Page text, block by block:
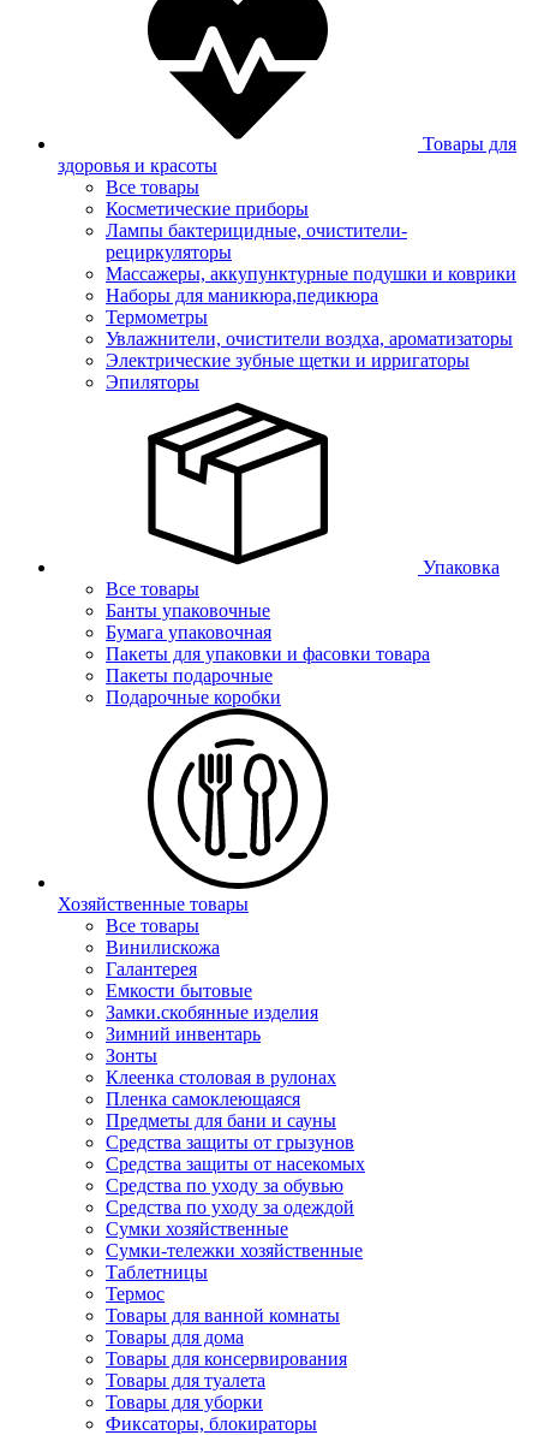
Товары для
здоровья и красоты
Все товары
Косметические приборы
Лампы бактерицидные, очистители-
рециркуляторы
Массажеры, аккупунктурные подушки и коврики
Наборы для маникюра,педикюра
Термометры
Увлажнители, очистители воздха, ароматизаторы
Электрические зубные щетки и ирригаторы
Эпиляторы
Упаковка
Все товары
Банты упаковочные
Бумага упаковочная
Пакеты для упаковки и фасовки товара
Пакеты подарочные
Подарочные коробки
Хозяйственные товары
Все товары
Винилискожа
Галантерея
Емкости бытовые
Замки.скобянные изделия
Зимний инвентарь
Зонты
Клеенка столовая в рулонах
Пленка самоклеющаяся
Предметы для бани и сауны
Средства защиты от грызунов
Средства защиты от насекомых
Средства по уходу за обувью
Средства по уходу за одеждой
Сумки хозяйственные
Сумки-тележки хозяйственные
Таблетницы
Термос
Товары для ванной комнаты
Товары для дома
Товары для консервирования
Товары для туалета
Товары для уборки
Фиксаторы, блокираторы